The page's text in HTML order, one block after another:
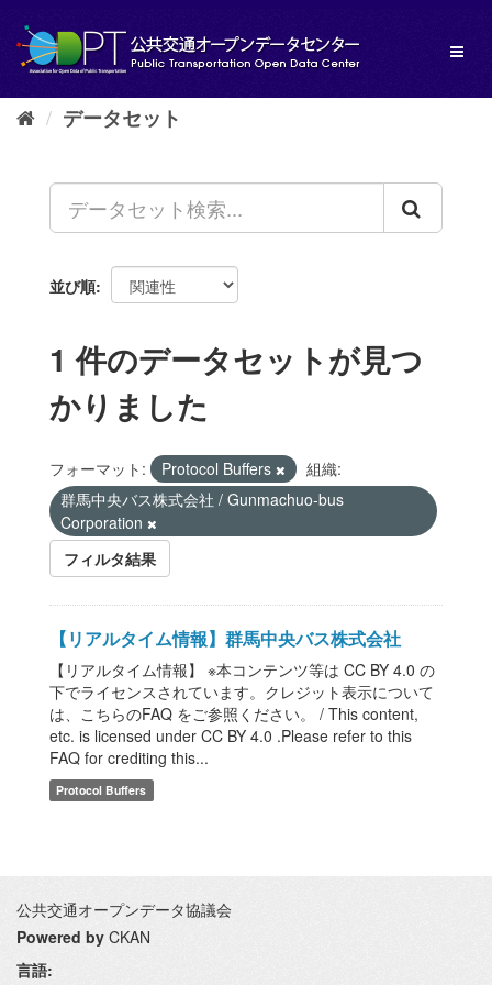
し
データセット
並び順
1 件のデータセットが見つ
かりました
フォーマット: Protocol Buffers
組織:
群馬中央バス株式会社 / Gunmachuo-bus
Corporation
フィルタ結果
【リアルタイム情報】群馬中央バス株式会社
【リアルタイム情報】 ※本コンテンツ等は CC BY 4.0 の
下でライセンスされています。クレジット表示について
は、こちらのFAQ をご参照ください。 / This content,
etc. is licensed under CC BY 4.0 .Please refer to this
FAQ for crediting this...
Protocol Buffers
公共交通オープンデータ協議会
Powered by CKAN
言語